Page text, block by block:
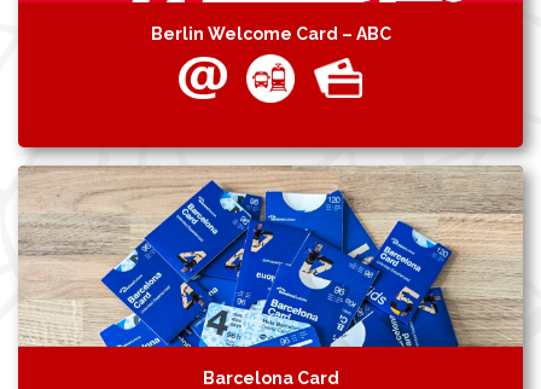
Berlin Welcome Card – ABC
Barcelona Card